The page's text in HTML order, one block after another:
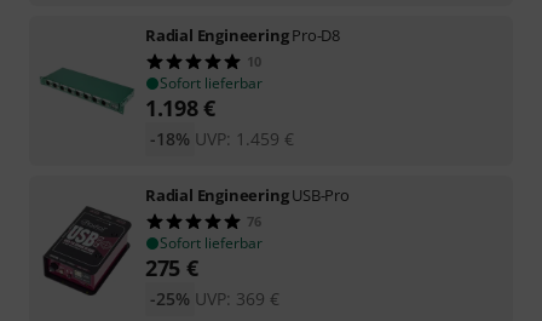
Radial EngineeringPro-D8
10
Sofort lieferbar
1.198€
UVP: 1.459 €
-18%
Radial EngineeringUSB-Pro
76
Sofort lieferbar
275 €
UVP: 369 €
-25%